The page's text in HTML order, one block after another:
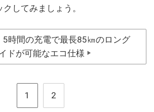
してみましょう。
5時間の充電で最長85㎞のロング
ドが可能なエコ仕様 ▶
1 2